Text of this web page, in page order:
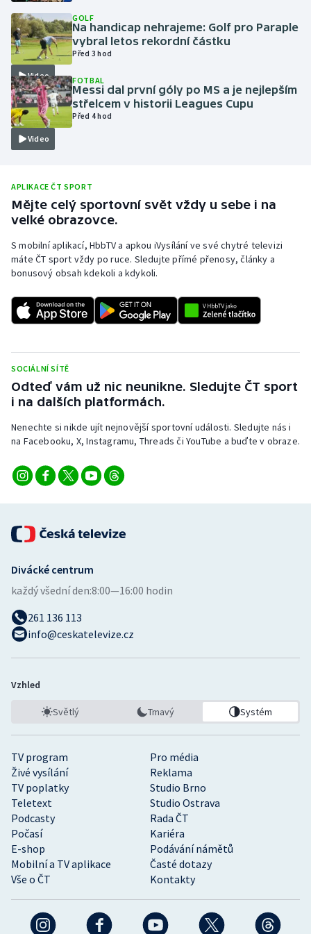
Olympijské hry
Parasport
Plavání
Plážový volejbal
Rychlobruslení
Rychlostní kanoistika
Short track
Stolní tenis
Triatlon
Veslování
Vodní slalom
Ostatní
Video
GOLF
Na handicap nehrajeme: Golf pro Paraple
vybral letos rekordní částku
Před 3 hod
Video
FOTBAL
Messi dal první góly po MS a je nejlepším
střelcem v historii Leagues Cupu
Před 4 hod
APLIKACE ČT SPORT
Mějte celý sportovní svět vždy u sebe i na
velké obrazovce.
S mobilní aplikací, HbbTV a apkou iVysílání ve své chytré televizi
máte ČT sport vždy po ruce. Sledujte přímé přenosy, články a
bonusový obsah kdekoli a kdykoli.
SOCIÁLNÍ SÍTĚ
Odteď vám už nic neunikne. Sledujte ČT sport
i na dalších platformách.
Nenechte si nikde ujít nejnovější sportovní události. Sledujte nás i
na Facebooku, X, Instagramu, Threads či YouTube a buďte v obraze.
TV program
Pro média
Živé vysílání
Reklama
TV poplatky
Studio Brno
Teletext
Studio Ostrava
Podcasty
Rada ČT
Počasí
Kariéra
E-shop
Podávání námětů
Mobilní a TV aplikace
Časté dotazy
Vše o ČT
Kontakty
Divácké centrum
každý všední den:8:00—16:00 hodin
261 136 113
info@ceskatelevize.cz
Vzhled
Světlý Tmavý Systém